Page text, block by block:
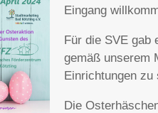
Eingang
Für die SVE gab
gemäß unserem
Einrichtungen zu
Die